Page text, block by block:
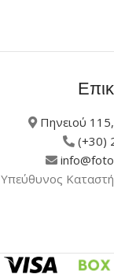
Πηνειού
(+30)
Υπεύθυνος